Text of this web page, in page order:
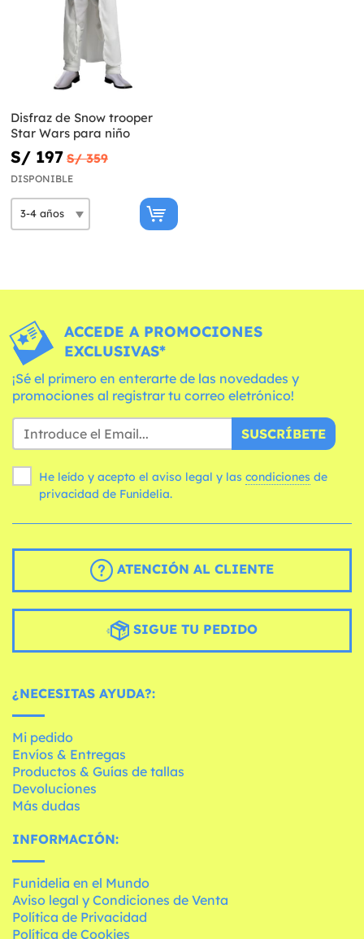
Disfraz de Snow trooper
Star Wars para niño
S/ 197 S/ 359
DISPONIBLE
ACCEDE A PROMOCIONES
EXCLUSIVAS*
¡Sé el primero en enterarte de las novedades y
promociones al registrar tu correo eletrónico!
SUSCRÍBETE
He leído y acepto el aviso legal y las condiciones
privacidad de Funidelia.
ATENCIÓN AL CLIENTE
SIGUE TU PEDIDO
¿NECESITAS AYUDA?:
Mi pedido
Envíos & Entregas
Productos & Guías de tallas
Devoluciones
Más dudas
INFORMACIÓN:
Funidelia en el Mundo
Aviso legal y Condiciones de Venta
Política de Privacidad
Política de Cookies